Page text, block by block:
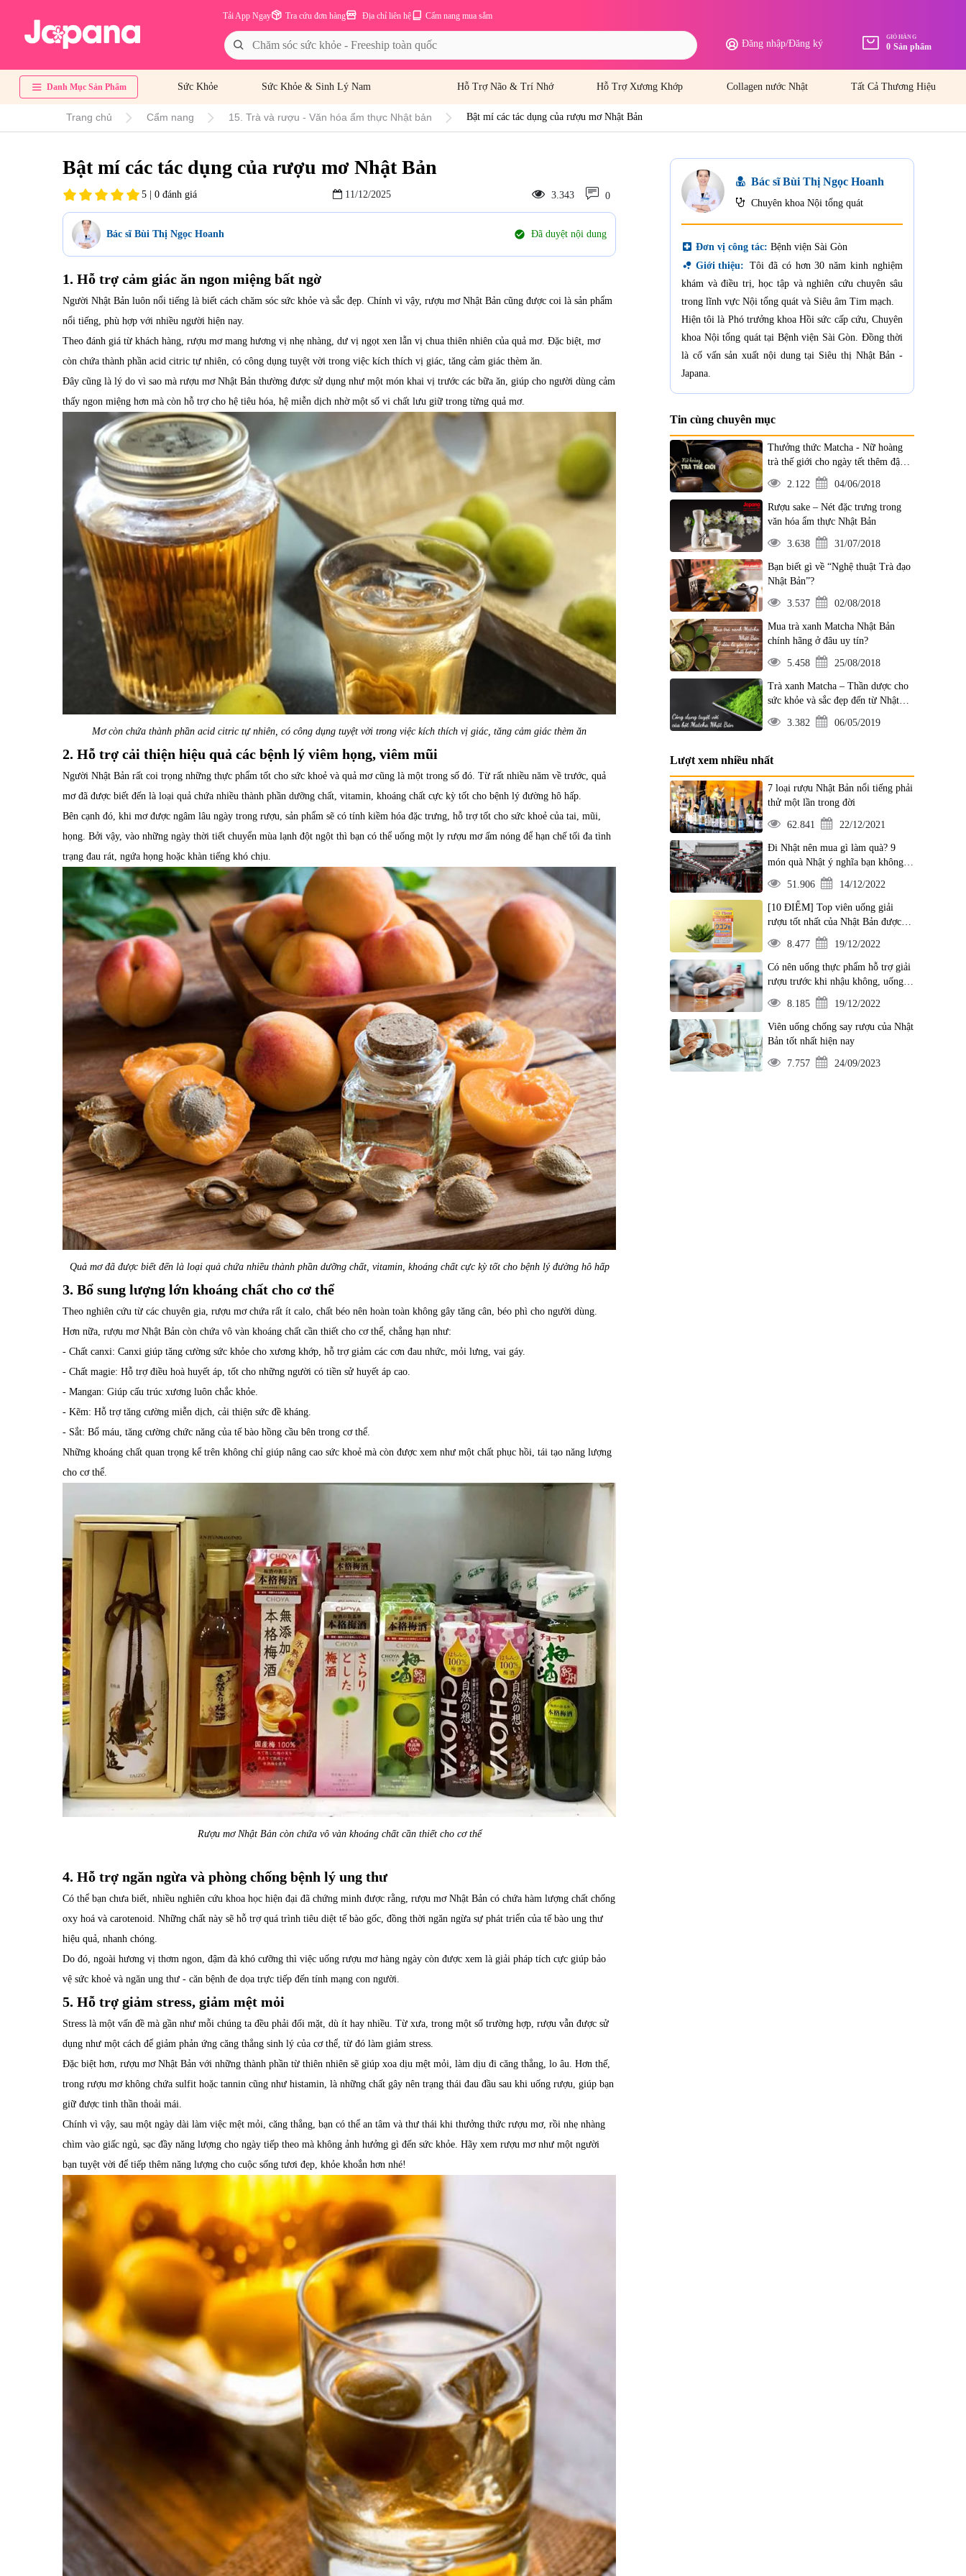
Cẩm nang mua sắm
Địa chỉ liên hệ
Tra cứu đơn hàng
Tải App Ngay
Đăng nhập/Đăng ký
GIỎ HÀNG
0 Sản phẩm
Danh Mục Sản Phẩm Sức Khỏe Sức Khỏe & Sinh Lý Nam Hỗ Trợ Não & Trí Nhớ Hỗ Trợ Xương Khớp Collagen nước Nhật Tất Cả Thương Hiệu
Trang chủ Cẩm nang 15. Trà và rượu - Văn hóa ẩm thực Nhật bản Bật mí các tác dụng của rượu mơ Nhật Bản
Bật mí các tác dụng của rượu mơ Nhật Bản
5 | 0 đánh giá 11/12/2025 3.343 0
Bác sĩ Bùi Thị Ngọc Hoanh check_circle Đã duyệt nội dung
1. Hỗ trợ cảm giác ăn ngon miệng bất ngờ
Người Nhật Bản luôn nổi tiếng là biết cách chăm sóc sức khỏe và sắc đẹp. Chính vì vậy, rượu mơ Nhật Bản cũng được coi là sản phẩm
nổi tiếng, phù hợp với nhiều người hiện nay.
Theo đánh giá từ khách hàng, rượu mơ mang hương vị nhẹ nhàng, dư vị ngọt xen lẫn vị chua thiên nhiên của quả mơ. Đặc biệt, mơ
còn chứa thành phần acid citric tự nhiên, có công dụng tuyệt vời trong việc kích thích vị giác, tăng cảm giác thèm ăn.
Đây cũng là lý do vì sao mà rượu mơ Nhật Bản thường được sử dụng như một món khai vị trước các bữa ăn, giúp cho người dùng cảm
thấy ngon miệng hơn mà còn hỗ trợ cho hệ tiêu hóa, hệ miễn dịch nhờ một số vi chất lưu giữ trong từng quả mơ.
Mơ còn chứa thành phần acid citric tự nhiên, có công dụng tuyệt vời trong việc kích thích vị giác, tăng cảm giác thèm ăn
2. Hỗ trợ cải thiện hiệu quả các bệnh lý viêm họng, viêm mũi
Người Nhật Bản rất coi trọng những thực phẩm tốt cho sức khoẻ và quả mơ cũng là một trong số đó. Từ rất nhiều năm về trước, quả
mơ đã được biết đến là loại quả chứa nhiều thành phần dưỡng chất, vitamin, khoáng chất cực kỳ tốt cho bệnh lý đường hô hấp.
Bên cạnh đó, khi mơ được ngâm lâu ngày trong rượu, sản phẩm sẽ có tính kiềm hóa đặc trưng, hỗ trợ tốt cho sức khoẻ của tai, mũi,
họng. Bởi vậy, vào những ngày thời tiết chuyển mùa lạnh đột ngột thì bạn có thể uống một ly rượu mơấm nóng để hạn chế tối đa tình
trạng đau rát, ngứa họng hoặc khàn tiếng khó chịu.
Quả mơ đã được biết đến là loại quả chứa nhiều thành phần dưỡng chất, vitamin, khoáng chất cực kỳ tốt cho bệnh lý đường hô hấp
3. Bổ sung lượng lớn khoáng chất cho cơ thể
Theo nghiên cứu từ các chuyên gia, rượu mơ chứa rất ít calo, chất béo nên hoàn toàn không gây tăng cân, béo phì cho người dùng.
Hơn nữa, rượu mơ Nhật Bản còn chứa vô vàn khoáng chất cần thiết cho cơ thể, chẳng hạn như:
- Chất canxi: Canxi giúp tăng cường sức khỏe cho xương khớp, hỗ trợ giảm các cơn đau nhức, mỏi lưng, vai gáy.
- Chất magie: Hỗ trợ điều hoà huyết áp, tốt cho những người có tiền sử huyết áp cao.
- Mangan: Giúp cấu trúc xương luôn chắc khỏe.
- Kẽm: Hỗ trợ tăng cường miễn dịch, cải thiện sức đề kháng.
- Sắt: Bổ máu, tăng cường chức năng của tế bào hồng cầu bên trong cơ thể.
Những khoáng chất quan trọng kể trên không chỉ giúp nâng cao sức khoẻ mà còn được xem như một chất phục hồi, tái tạo năng lượng
cho cơ thể.
Rượu mơ Nhật Bản còn chứa vô vàn khoáng chất cần thiết cho cơ thể
4. Hỗ trợ ngăn ngừa và phòng chống bệnh lý ung thư
Có thể bạn chưa biết, nhiều nghiên cứu khoa học hiện đại đã chứng minh được rằng, rượu mơ Nhật Bản có chứa hàm lượng chất chống
oxy hoá và carotenoid. Những chất này sẽ hỗ trợ quá trình tiêu diệt tế bào gốc, đồng thời ngăn ngừa sự phát triển của tế bào ung thư
hiệu quả, nhanh chóng.
Do đó, ngoài hương vị thơm ngon, đậm đà khó cưỡng thì việc uống rượu mơ hàng ngày còn được xem là giải pháp tích cực giúp bảo
vệ sức khoẻ và ngăn ung thư - căn bệnh đe dọa trực tiếp đến tính mạng con người.
5. Hỗ trợ giảm stress, giảm mệt mỏi
Stress là một vấn đề mà gần như mỗi chúng ta đều phải đối mặt, dù ít hay nhiều. Từ xưa, trong một số trường hợp, rượu vẫn được sử
dụng như một cách để giảm phản ứng căng thẳng sinh lý của cơ thể, từ đó làm giảm stress.
Đặc biệt hơn, rượu mơ Nhật Bản với những thành phần từ thiên nhiên sẽ giúp xoa dịu mệt mỏi, làm dịu đi căng thẳng, lo âu. Hơn thế,
trong rượu mơ không chứa sulfit hoặc tannin cũng như histamin, là những chất gây nên trạng thái đau đầu sau khi uống rượu, giúp bạn
giữ được tinh thần thoải mái.
Chính vì vậy, sau một ngày dài làm việc mệt mỏi, căng thẳng, bạn có thể an tâm và thư thái khi thưởng thức rượu mơ, rồi nhẹ nhàng
chìm vào giấc ngủ, sạc đầy năng lượng cho ngày tiếp theo mà không ảnh hưởng gì đến sức khỏe. Hãy xem rượu mơ như một người
bạn tuyệt vời để tiếp thêm năng lượng cho cuộc sống tươi đẹp, khỏe khoắn hơn nhé!
Bác sĩ Bùi Thị Ngọc Hoanh
Chuyên khoa Nội tổng quát
local_hospital Đơn vị công tác: Bệnh viện Sài Gòn
bubble_chart Giới thiệu: Tôi đã có hơn 30 năm kinh nghiệm
khám và điều trị, học tập và nghiên cứu chuyên sâu
trong lĩnh vực Nội tổng quát và Siêu âm Tim mạch.
Hiện tôi là Phó trưởng khoa Hồi sức cấp cứu, Chuyên
khoa Nội tổng quát tại Bệnh viện Sài Gòn. Đồng thời
là cố vấn sản xuất nội dung tại Siêu thị Nhật Bản -
Japana.
Tin cùng chuyên mục
Thưởng thức Matcha - Nữ hoàng
trà thế giới cho ngày tết thêm đậm
vị
2.122 04/06/2018
Rượu sake – Nét đặc trưng trong
văn hóa ẩm thực Nhật Bản
3.638 31/07/2018
Bạn biết gì về “Nghệ thuật Trà đạo
Nhật Bản”?
3.537 02/08/2018
Mua trà xanh Matcha Nhật Bản
chính hãng ở đâu uy tín?
5.458 25/08/2018
Trà xanh Matcha – Thần dược cho
sức khỏe và sắc đẹp đến từ Nhật
Bản
3.382 06/05/2019
Lượt xem nhiều nhất
7 loại rượu Nhật Bản nổi tiếng phải
thử một lần trong đời
62.841 22/12/2021
Đi Nhật nên mua gì làm quà? 9
món quà Nhật ý nghĩa bạn không
nên bỏ qua
51.906 14/12/2022
[10 ĐIỂM] Top viên uống giải
rượu tốt nhất của Nhật Bản được
đánh giá tốt nhất hiện nay
8.477 19/12/2022
Có nên uống thực phẩm hỗ trợ giải
rượu trước khi nhậu không, uống
trước bao lâu?
8.185 19/12/2022
Viên uống chống say rượu của Nhật
Bản tốt nhất hiện nay
7.757 24/09/2023